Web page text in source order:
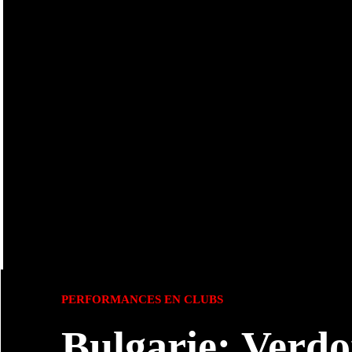
PERFORMANCES EN CLUBS